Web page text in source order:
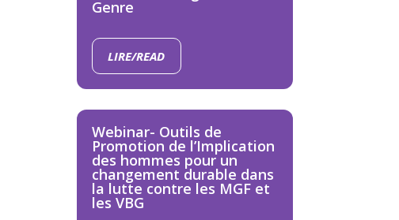
Genre
LIRE/READ
Webinar- Outils de
Promotion de l’Implication
des hommes pour un
changement durable dans
la lutte contre les MGF et
les VBG